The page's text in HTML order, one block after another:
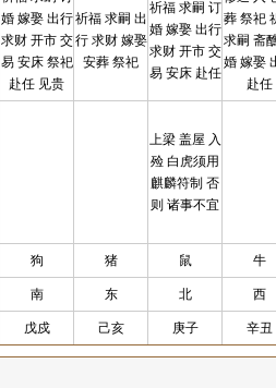
婚 嫁娶 出行
求财 开市 交
易 安床 祭祀
赴任 见贵
祈福 求嗣 出
行 求财 嫁娶
安葬 祭祀
祈福 求嗣 订
婚 嫁娶 出行
求财 开市 交
易 安床 赴任
葬 祭祀
求嗣 斋
婚 嫁娶
赴任
上梁 盖屋 入
殓 白虎须用
麒麟符制 否
则 诸事不宜
狗 猪 鼠 牛
南 东 北 西
戊戍 己亥 庚子 辛丑